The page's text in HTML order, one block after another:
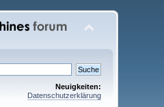
Neuigkeiten:
Datenschutzerklärung